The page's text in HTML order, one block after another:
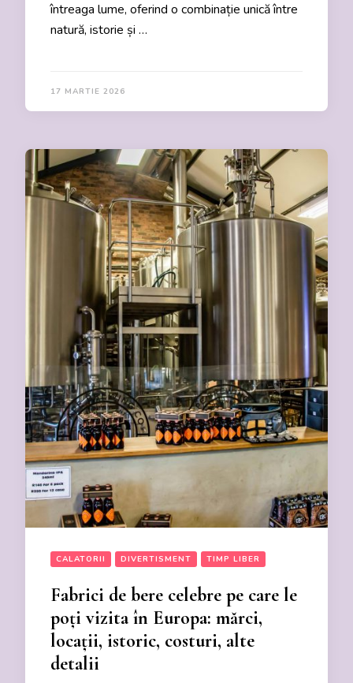
întreaga lume, oferind o combinație unică între
natură, istorie și …
17 MARTIE 2026
CALATORII DIVERTISMENT TIMP LIBER
Fabrici de bere celebre pe care le
poți vizita în Europa: mărci,
locații, istoric, costuri, alte
detalii